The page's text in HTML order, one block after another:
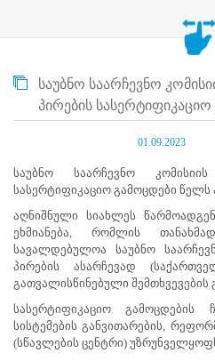
შესახებ
სტრუქტურული
სტრატეგიული
გეგმა
გეგმა
არჩევნების
სანდოობის
რისკების
მართვის
გეგმა
გენდერული
თანასწორობის
საუბნო საარჩევნო
პირების სასერტიფიკაციო
01.09.2023
საუბნო საარჩევნო
სასერტიფიკაციო გამოცდები
აღნიშნული სიახლეს
ეხმიანება, რომლის
სავალდებულოა საუბნო
პირების ასარჩევად
გათვალისწინებული შემთხვევების
სასერტიფიკაციო გამოცდების
სისტემების განვითარების,
(სწავლების ცენტრი)